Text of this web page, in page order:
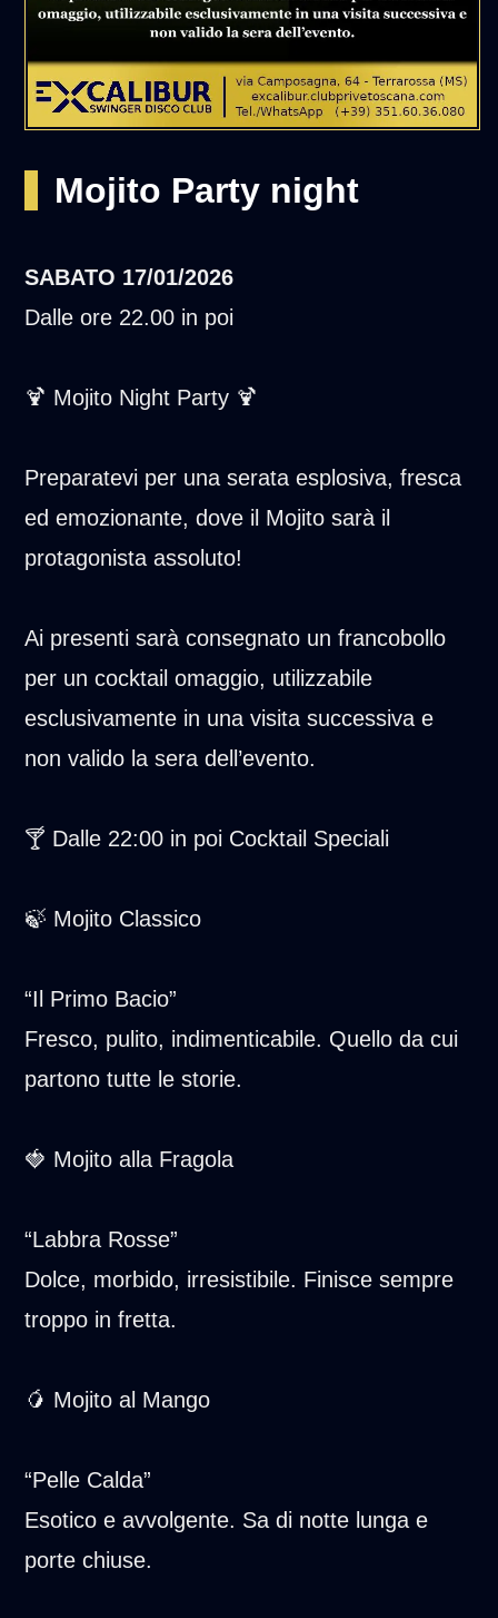
Mojito Party night
SABATO 17/01/2026
Dalle ore 22.00 in poi
🍹 Mojito Night Party 🍹
Preparatevi per una serata esplosiva, fresca
ed emozionante, dove il Mojito sarà il
protagonista assoluto!
Ai presenti sarà consegnato un francobollo
per un cocktail omaggio, utilizzabile
esclusivamente in una visita successiva e
non valido la sera dell’evento.
🍸 Dalle 22:00 in poi Cocktail Speciali
🍃 Mojito Classico
“Il Primo Bacio”
Fresco, pulito, indimenticabile. Quello da cui
partono tutte le storie.
🍓 Mojito alla Fragola
“Labbra Rosse”
Dolce, morbido, irresistibile. Finisce sempre
troppo in fretta.
🥭 Mojito al Mango
“Pelle Calda”
Esotico e avvolgente. Sa di notte lunga e
porte chiuse.